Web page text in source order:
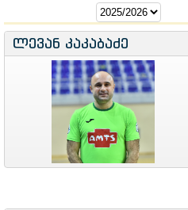
ლევან კაკაბაძე